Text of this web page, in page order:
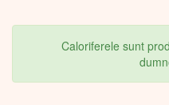
Caloriferele sunt